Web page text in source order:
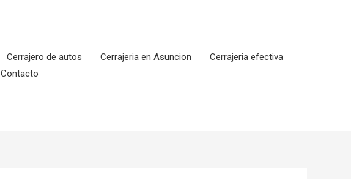
Cerrajero de autos Cerrajeria en Asuncion
Cerrajeria efectiva
Contacto